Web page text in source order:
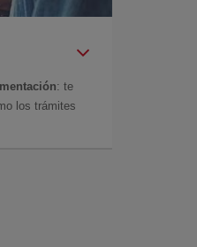
: te
los trámites